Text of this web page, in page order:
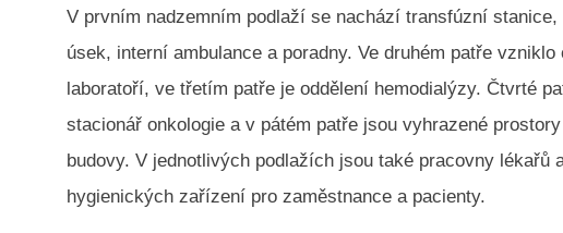
V prvním nadzemním podlaží se nachází transfúzní stanice,
úsek, interní ambulance a poradny. Ve druhém patře
laboratoří, ve třetím patře je oddělení hemodialýzy. Čtvrté
stacionář onkologie a v pátém patře jsou vyhrazené
budovy. V jednotlivých podlažích jsou také pracovny lékařů
hygienických zařízení pro zaměstnance a pacienty.